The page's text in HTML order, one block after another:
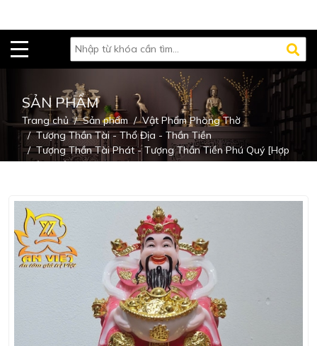
SẢN PHẨM
Trang chủ Sản phẩm
Vật Phẩm Phòng Thờ
Tượng Thần Tài - Thổ Địa - Thần Tiền
Tượng Thần Tài Phát - Tượng Thần Tiền Phú Quý [Hợp
Mệnh Hỏa] - Cao 20cm